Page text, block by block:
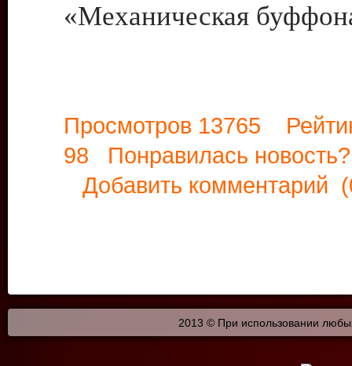
«Механическая
Просмотров 13765
98 Понравилась
Добавить комментарий
2013 © При использовании